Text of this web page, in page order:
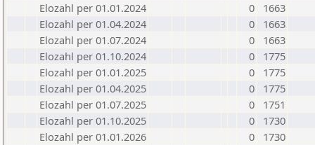
Elozahl per 01.01.2024
0
1663
Elozahl per 01.04.2024
0
1663
Elozahl per 01.07.2024
0
1663
Elozahl per 01.10.2024
0
1775
Elozahl per 01.01.2025
0
1775
Elozahl per 01.04.2025
0
1775
Elozahl per 01.07.2025
0
1751
Elozahl per 01.10.2025
0
1730
Elozahl per 01.01.2026
0
1730